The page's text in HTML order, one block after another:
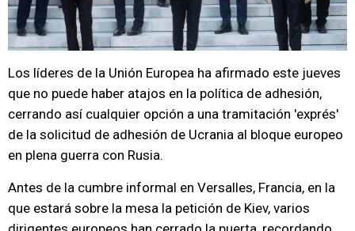
Los líderes de la Unión Europea ha afirmado este jueves
que no puede haber atajos en la política de adhesión,
cerrando así cualquier opción a una tramitación 'exprés'
de la solicitud de adhesión de Ucrania al bloque europeo
en plena guerra con Rusia.
Antes de la cumbre informal en Versalles, Francia, en la
que estará sobre la mesa la petición de Kiev, varios